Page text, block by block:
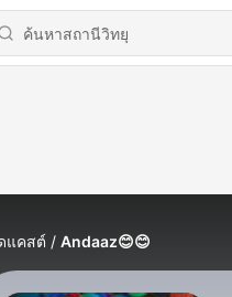
แคสต์ Andaaz😊😊